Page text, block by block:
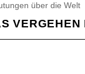
über die Welt
VERGEHEN